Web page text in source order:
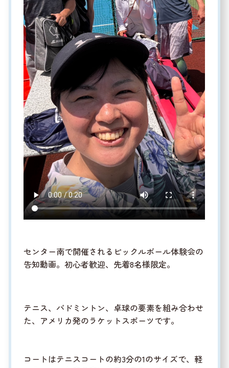
センター南で開催されるピックルボール体験会の
告知動画。初心者歓迎、先着8名様限定。
テニス、バドミントン、卓球の要素を組み合わせ
た、アメリカ発のラケットスポーツです。
コートはテニスコートの約3分の1のサイズで、軽